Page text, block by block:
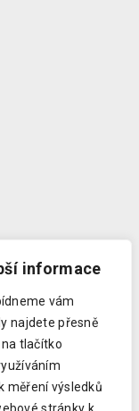
informace
vám
najdete přesně
na tlačítko
měření výsledků